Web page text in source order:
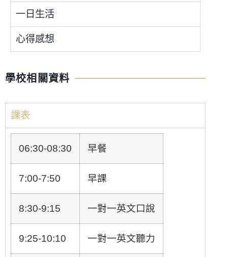
一日生活
心得感想
學校相關資料
課表
06:30-08:30 早餐
7:00-7:50 早課
8:30-9:15 一對一英文口說
9:25-10:10 一對一英文聽力